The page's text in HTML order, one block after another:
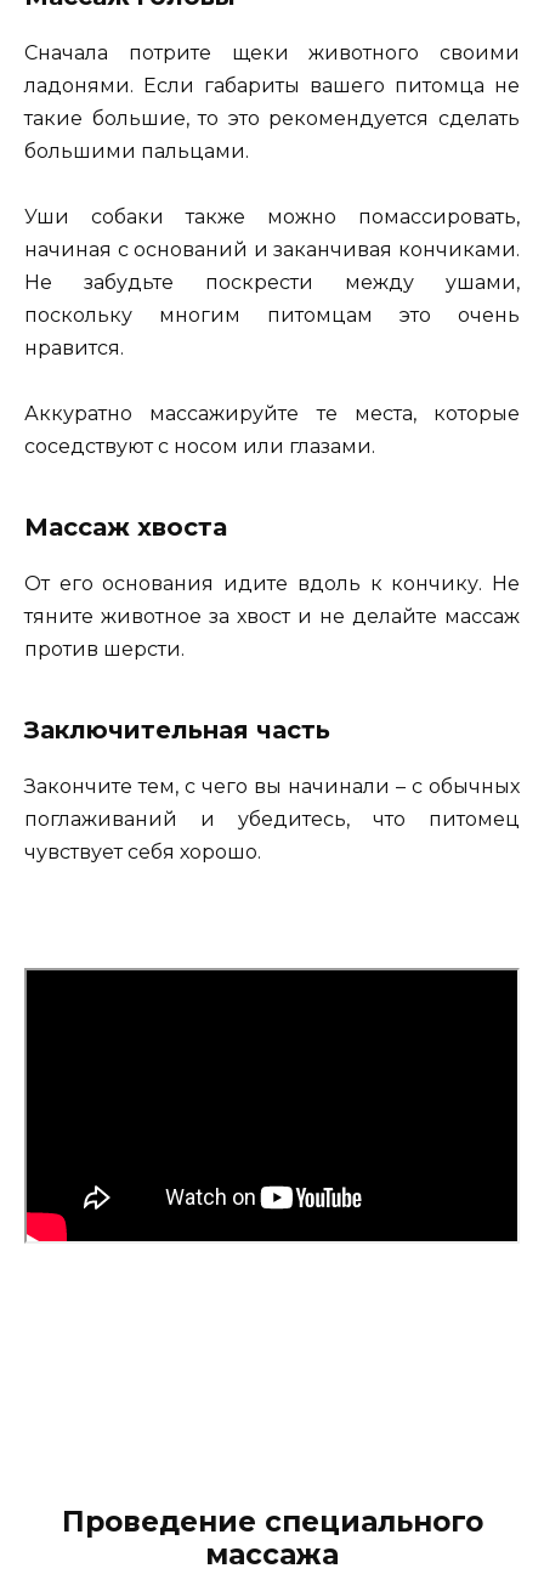
Сначала потрите щеки животного своими
ладонями. Если габариты вашего питомца не
такие большие, то это рекомендуется сделать
большими пальцами.
Уши собаки также можно помассировать,
начиная с оснований и заканчивая кончиками.
Не забудьте поскрести между ушами,
поскольку многим питомцам это очень
нравится.
Аккуратно массажируйте те места, которые
соседствуют с носом или глазами.
Массаж хвоста
От его основания идите вдоль к кончику. Не
тяните животное за хвост и не делайте массаж
против шерсти.
Заключительная часть
Закончите тем, с чего вы начинали – с обычных
поглаживаний и убедитесь, что питомец
чувствует себя хорошо.
Проведение специального
массажа